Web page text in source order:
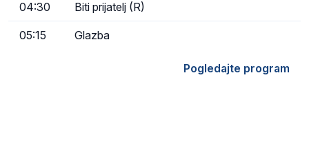
04:30 Biti prijatelj (R)
05:15 Glazba
Pogledajte program